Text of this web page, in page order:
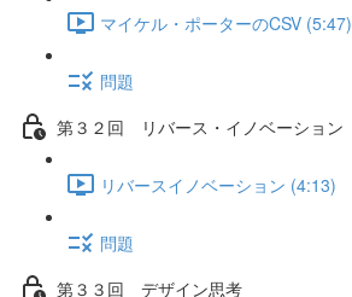
マイケル・ポーターのCSV (5:47)
問題
第３２回 リバース・イノベーション
リバースイノベーション (4:13)
問題
第３３回 デザイン思考